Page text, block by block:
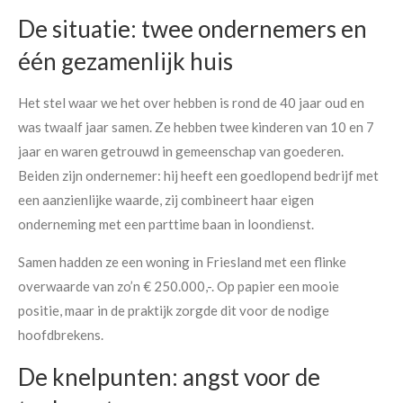
De situatie: twee ondernemers en
één gezamenlijk huis
Het stel waar we het over hebben is rond de 40 jaar oud en
was twaalf jaar samen. Ze hebben twee kinderen van 10 en 7
jaar en waren getrouwd in gemeenschap van goederen.
Beiden zijn ondernemer: hij heeft een goedlopend bedrijf met
een aanzienlijke waarde, zij combineert haar eigen
onderneming met een parttime baan in loondienst.
Samen hadden ze een woning in Friesland met een flinke
overwaarde van zo’n € 250.000,-. Op papier een mooie
positie, maar in de praktijk zorgde dit voor de nodige
hoofdbrekens.
De knelpunten: angst voor de